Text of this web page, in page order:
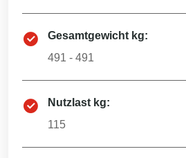
Gesamtgewicht kg:
491 - 491
Nutzlast kg:
115